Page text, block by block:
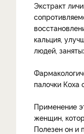
Экстракт
кальция,
людей,
палочки
Применение
женщин,
Полезен он и